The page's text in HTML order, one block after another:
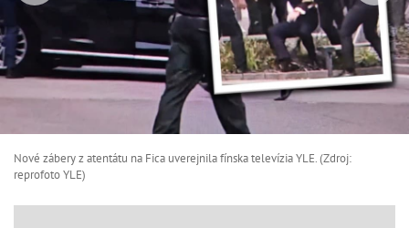
Nové zábery z atentátu na Fica uverejnila fínska televízia YLE. (Zdroj:
reprofoto YLE)